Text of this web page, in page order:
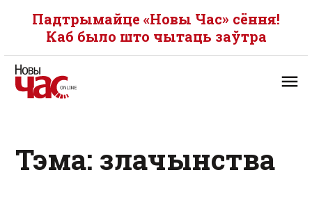
Падтрымайце «Новы Час» сёння!
Каб было што чытаць заўтра
Тэма: злачынства